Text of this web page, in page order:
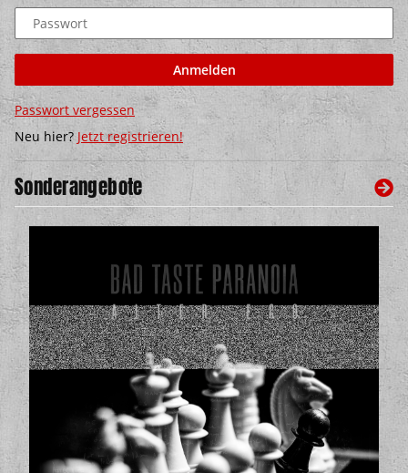
Passwort
Anmelden
Passwort vergessen
Neu hier? Jetzt registrieren!
Sonderangebote